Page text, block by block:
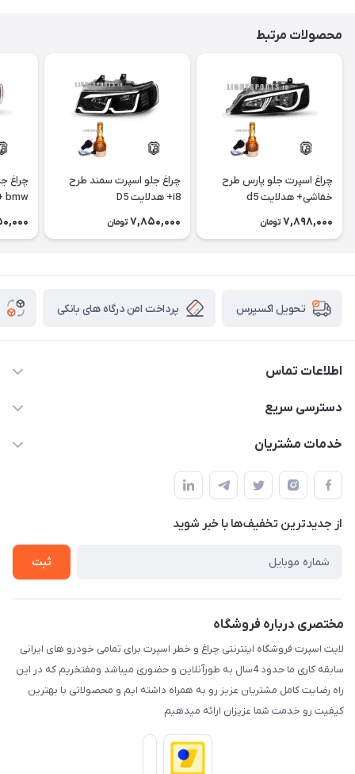
محصولات مرتبط
چراغ اسپرت جلو پارس طرح
خفاشی+ هدلایت d5
7,898,000 تومان
چراغ جلو اسپرت سمند طرح
i8+ هدلایت D5
7,850,000 تومان
چراغ
bmw + هدلایت D5
تحویل اکسپرس پرداخت امن درگاه های بانکی
اطلاعات تماس
09012926386
دسترسی سریع
حساب کاربری
لیست محصولات
درباره ما
خدمات مشتریان
قوانین و مقررات
حریم خصوصی
راهنما
از جدید‌ترین تخفیف‌ها با‌ خبر شوید
ثبت
مختصری درباره فروشگاه
لایت اسپرت فروشگاه اینترنتی چراغ و خطر اسپرت برای تمامی خودرو های ایرانی
سابقه کاری ما حدود 4سال به طورآنلاین و حضوری میباشد ومفتخریم که در این
راه رضایت کامل مشتریان عزیز رو به همراه داشته ایم و محصولاتی با بهترین
کیفیت رو خدمت شما عزیزان ارائه میدهیم